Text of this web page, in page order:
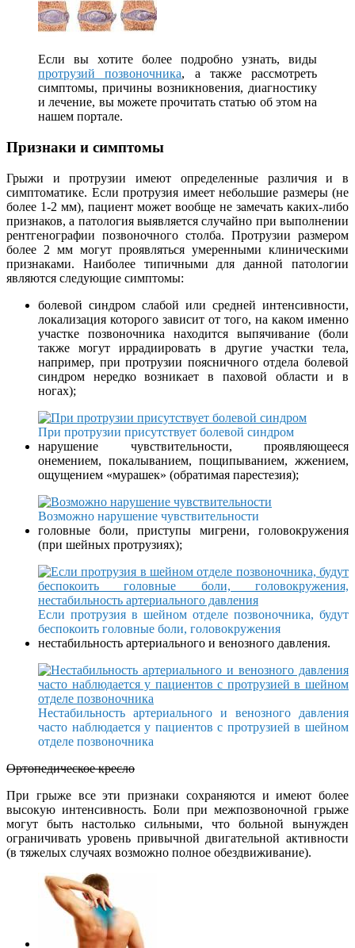
Если вы хотите более подробно узнать, виды
протрузий позвоночника, а также рассмотреть
симптомы, причины возникновения, диагностику
и лечение, вы можете прочитать статью об этом на
нашем портале.
Признаки и симптомы
Грыжи и протрузии имеют определенные различия и в
симптоматике. Если протрузия имеет небольшие размеры (не
более 1-2 мм), пациент может вообще не замечать каких-либо
признаков, а патология выявляется случайно при выполнении
рентгенографии позвоночного столба. Протрузии размером
более 2 мм могут проявляться умеренными клиническими
признаками. Наиболее типичными для данной патологии
являются следующие симптомы:
болевой синдром слабой или средней интенсивности,
локализация которого зависит от того, на каком именно
участке позвоночника находится выпячивание (боли
также могут иррадиировать в другие участки тела,
например, при протрузии поясничного отдела болевой
синдром нередко возникает в паховой области и в
ногах);
При протрузии присутствует болевой синдром
нарушение чувствительности, проявляющееся
онемением, покалыванием, пощипыванием, жжением,
ощущением «мурашек» (обратимая парестезия);
Возможно нарушение чувствительности
головные боли, приступы мигрени, головокружения
(при шейных протрузиях);
Если протрузия в шейном отделе позвоночника, будут
беспокоить головные боли, головокружения
нестабильность артериального и венозного давления.
Нестабильность артериального и венозного давления
часто наблюдается у пациентов с протрузией в шейном
отделе позвоночника
Ортопедическое кресло
При грыже все эти признаки сохраняются и имеют более
высокую интенсивность. Боли при межпозвоночной грыже
могут быть настолько сильными, что больной вынужден
ограничивать уровень привычной двигательной активности
(в тяжелых случаях возможно полное обездвиживание).